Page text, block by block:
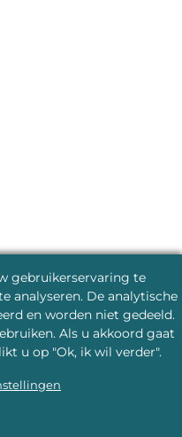
gebruikerservaring te
analyseren. De analytische
en worden niet gedeeld.
Als u akkoord gaat
u op "Ok, ik wil verder".